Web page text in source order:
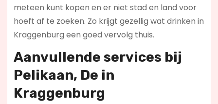
meteen kunt kopen en er niet stad en land voor
hoeft af te zoeken. Zo krijgt gezellig wat drinken in
Kraggenburg een goed vervolg thuis.
Aanvullende services bij
Pelikaan, De in
Kraggenburg